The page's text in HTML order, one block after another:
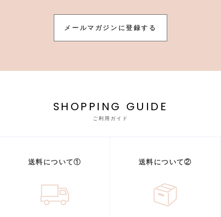
メールマガジンに登録する
SHOPPING GUIDE
ご利用ガイド
送料について① 送料について②